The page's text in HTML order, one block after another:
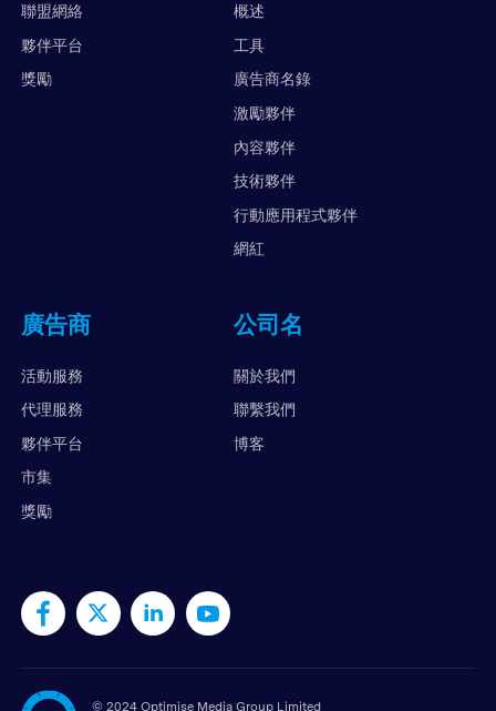
聯盟網絡
夥伴平台
獎勵
概述
工具
廣告商名錄
激勵夥伴
內容夥伴
技術夥伴
行動應用程式夥伴
網紅
廣告商
活動服務
代理服務
夥伴平台
市集
獎勵
公司名
關於我們
聯繫我們
博客
© 2024 Optimise Media Group Limited